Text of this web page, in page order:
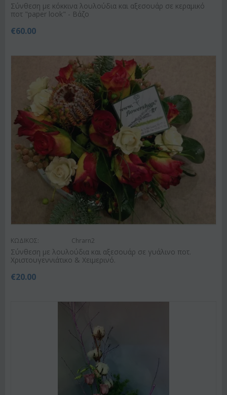
Σύνθεση με κόκκινα λουλούδια και αξεσουάρ σε κεραμικό
ποτ "paper look" - Βάζο
€60.00
ΚΩΔΙΚΟΣ: Chrarn2
Σύνθεση με λουλούδια και αξεσουάρ σε γυάλινο ποτ.
Χριστουγεννιάτικο & Χειμερινό.
€20.00